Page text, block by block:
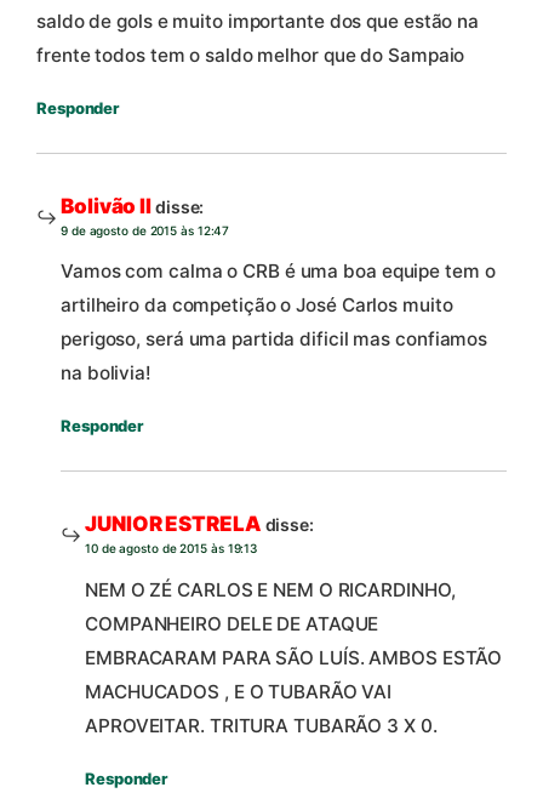
saldo de gols e muito importante dos que estão na
frente todos tem o saldo melhor que do Sampaio
Responder
Bolivão IIdisse:
9 de agosto de 2015 às 12:47
Vamos com calma o CRB é uma boa equipe tem o
artilheiro da competição o José Carlos muito
perigoso, será uma partida dificil mas confiamos
na bolivia!
Responder
JUNIOR ESTRELA disse:
10 de agosto de 2015 às 19:13
NEM O ZÉ CARLOS E NEM O RICARDINHO,
COMPANHEIRO DELE DE ATAQUE
EMBRACARAM PARA SÃO LUÍS. AMBOS ESTÃO
MACHUCADOS , E O TUBARÃO VAI
APROVEITAR. TRITURA TUBARÃO 3 X 0.
Responder